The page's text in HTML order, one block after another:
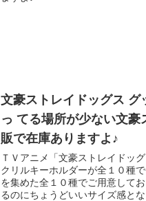
文豪ストレイドッグス
っ てる場所が少ない文
販で在庫ありますよ♪
ＴＶアニメ「文豪ストレイドッ
クリルキーホルダーが全１０種
を集めた全１０種でご用意して
るのにちょうどいいサイズ感と